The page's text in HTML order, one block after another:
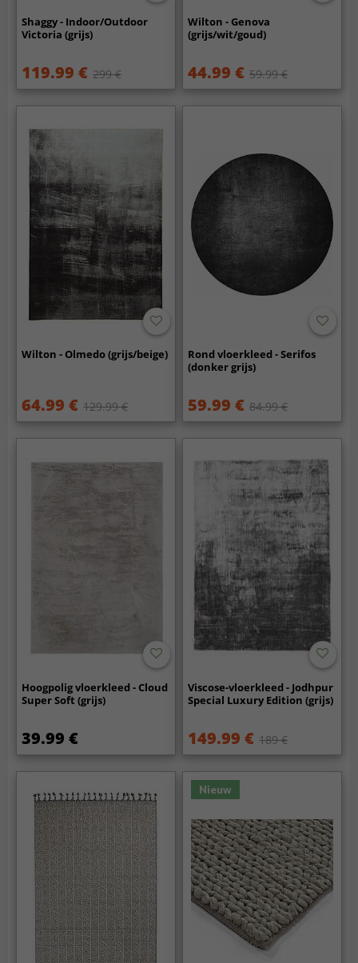
Shaggy - Indoor/Outdoor
Victoria (grijs)
119.99 € 299 €
Wilton - Genova
(grijs/wit/goud)
44.99 € 59.99 €
Wilton - Olmedo (grijs/beige)
64.99 € 129.99 €
Rond vloerkleed - Serifos
(donker grijs)
59.99 € 84.99 €
Hoogpolig vloerkleed - Cloud
Super Soft (grijs)
39.99 €
Viscose-vloerkleed - Jodhpur
Special Luxury Edition (grijs)
149.99 € 189 €
Nieuw